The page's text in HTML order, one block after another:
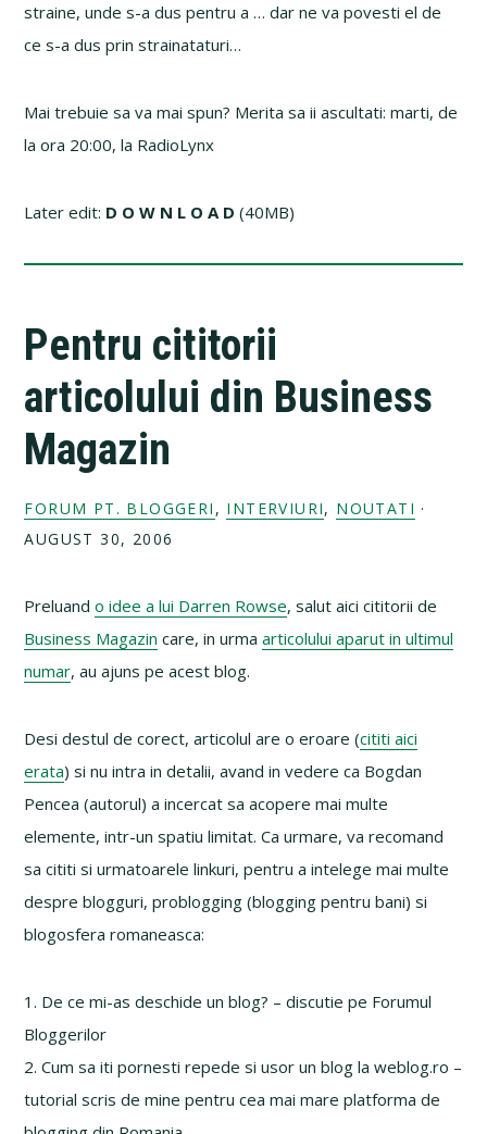
straine, unde s-a dus pentru a … dar ne va povesti el de
ce s-a dus prin strainataturi…
Mai trebuie sa va mai spun? Merita sa ii ascultati: marti, de
la ora 20:00, la RadioLynx
Later edit: D O W N L O A D (40MB)
Pentru cititorii
articolului din Business
Magazin
FORUM PT. BLOGGERI , INTERVIURI, NOUTATI ·
AUGUST 30, 2006
Preluando idee a lui Darren Rowse, salut aici cititorii de
Business Magazin care, in urmaarticolului aparut in ultimul
numar, au ajuns pe acest blog.
Desi destul de corect, articolul are o eroare (cititi aici
erata) si nu intra in detalii, avand in vedere ca Bogdan
Pencea (autorul) a incercat sa acopere mai multe
elemente, intr-un spatiu limitat. Ca urmare, va recomand
sa cititi si urmatoarele linkuri, pentru a intelege mai multe
despre blogguri, problogging (blogging pentru bani) si
blogosfera romaneasca:
1. De ce mi-as deschide un blog? – discutie pe Forumul
Bloggerilor
2. Cum sa iti pornesti repede si usor un blog la weblog.ro –
tutorial scris de mine pentru cea mai mare platforma de